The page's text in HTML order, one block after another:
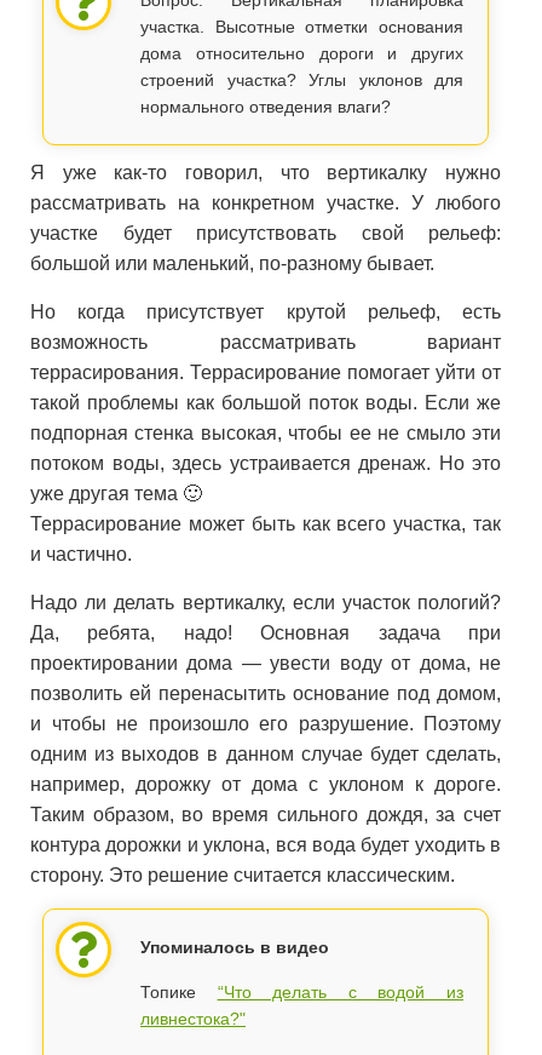
участка. Высотные отметки основания
дома относительно дороги и других
строений участка? Углы уклонов для
нормального отведения влаги?
Я уже как-то говорил, что вертикалку нужно
рассматривать на конкретном участке. У любого
участке будет присутствовать свой рельеф:
большой или маленький, по-разному бывает.
Но когда присутствует крутой рельеф, есть
возможность рассматривать вариант
террасирования. Террасирование помогает уйти от
такой проблемы как большой поток воды. Если же
подпорная стенка высокая, чтобы ее не смыло эти
потоком воды, здесь устраивается дренаж. Но это
уже другая тема 🙂
Террасирование может быть как всего участка, так
и частично.
Надо ли делать вертикалку, если участок пологий?
Да, ребята, надо! Основная задача при
проектировании дома — увести воду от дома, не
позволить ей перенасытить основание под домом,
и чтобы не произошло его разрушение. Поэтому
одним из выходов в данном случае будет сделать,
например, дорожку от дома с уклоном к дороге.
Таким образом, во время сильного дождя, за счет
контура дорожки и уклона, вся вода будет уходить в
сторону. Это решение считается классическим.
Упоминалось в видео
Топике “Что делать с водой из
ливнестока?"